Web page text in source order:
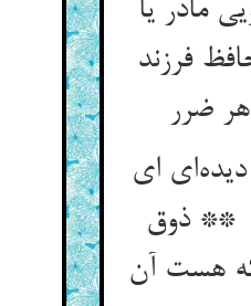
مادر یا
فرزند
ای
** ذوق
هست آن